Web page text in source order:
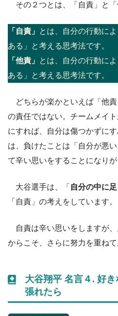
その２つとは、「自責」と「
「自責」 とは、自分の行動に
ある」と考える思考法です。
「他責」 とは、自分の行動に
ある」と考える思考法です。
どちらが楽かといえば「他
の責任ではない。チームメイ
にすれば、自分は傷つかずに
は、負けたことは「自分が悪
て辛い思いをすることになりが
大谷選手は、「 自分の中に
「自責」の考えをしています。
自責は辛い思いをしますが
からこそ、さらに努力を重ね
大谷翔平 名言４. 好き
張れたら